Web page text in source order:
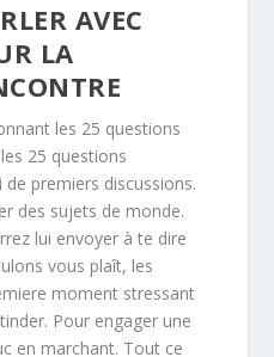
AVEC
LA
les 25 questions
25 questions
premiers discussions.
des sujets de monde.
lui envoyer à te dire
vous plaît, les
moment stressant
Pour engager une
en marchant. Tout ce